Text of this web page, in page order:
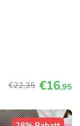
€22,35 €16,95